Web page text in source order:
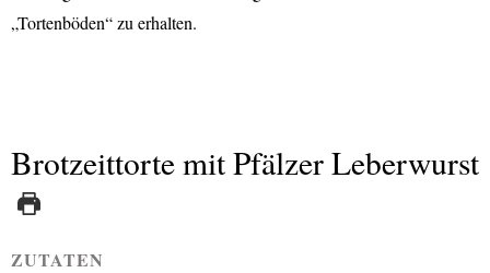
„Tortenböden“ zu erhalten.
Brotzeittorte mit Pfälzer Leberwurst
ZUTATEN